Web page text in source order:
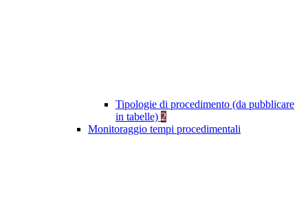
Tipologie di procedimento (da pubblicare
in tabelle) 2
Monitoraggio tempi procedimentali